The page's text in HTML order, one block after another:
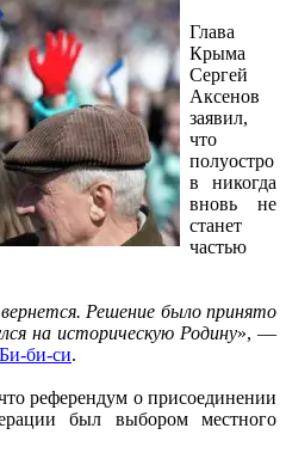
Глава
Крыма
Сергей
Аксенов
заявил,
что
полуостро
в никогда
вновь не
станет
частью
Решение было принято
на историческую Родину», —
Би-би-си.
референдум о присоединении
был выбором местного